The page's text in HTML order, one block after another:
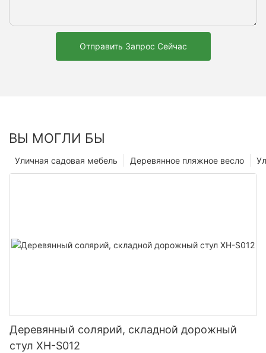
Отправить Запрос Сейчас
ВЫ МОГЛИ БЫ
Деревянное пляжное весло
Уличная садовая мебель
Деревянный солярий, складной дорожный
стул XH-S012